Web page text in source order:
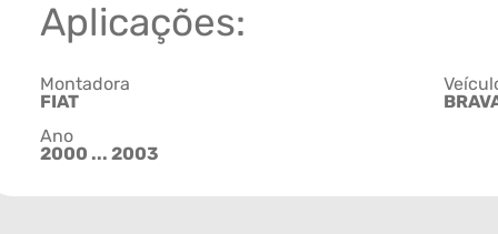
Aplicações:
Montadora
FIAT
Ano
2000 ... 2003